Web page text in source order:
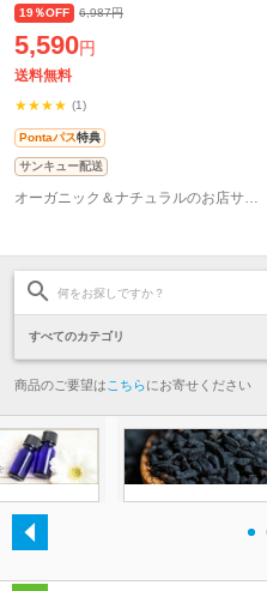
使用 防腐剤不使用 着色料不使用
19％OFF 6,987円
5,590円
送料無料
★★★★ (1)
Pontaパス特典
サンキュー配送
オーガニック＆ナチュラルのお店サンタローサ
商品のご要望は こちらにお寄せください